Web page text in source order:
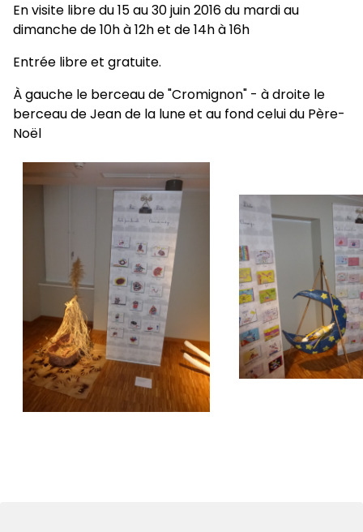
En visite libre du 15 au 30 juin 2016 du mardi au
dimanche de 10h à 12h et de 14h à 16h
Entrée libre et gratuite.
À gauche le berceau de "Cromignon" - à droite le
berceau de Jean de la lune et au fond celui du Père-
Noël